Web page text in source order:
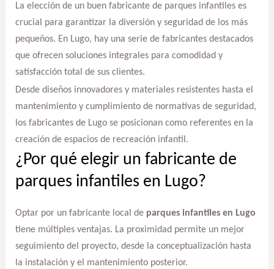
La elección de un buen fabricante de parques infantiles es
crucial para garantizar la diversión y seguridad de los más
pequeños. En Lugo, hay una serie de fabricantes destacados
que ofrecen soluciones integrales para comodidad y
satisfacción total de sus clientes.
Desde diseños innovadores y materiales resistentes hasta el
mantenimiento y cumplimiento de normativas de seguridad,
los fabricantes de Lugo se posicionan como referentes en la
creación de espacios de recreación infantil.
¿Por qué elegir un fabricante de
parques infantiles en Lugo?
Optar por un fabricante local de parques infantiles en Lugo
tiene múltiples ventajas. La proximidad permite un mejor
seguimiento del proyecto, desde la conceptualización hasta
la instalación y el mantenimiento posterior.